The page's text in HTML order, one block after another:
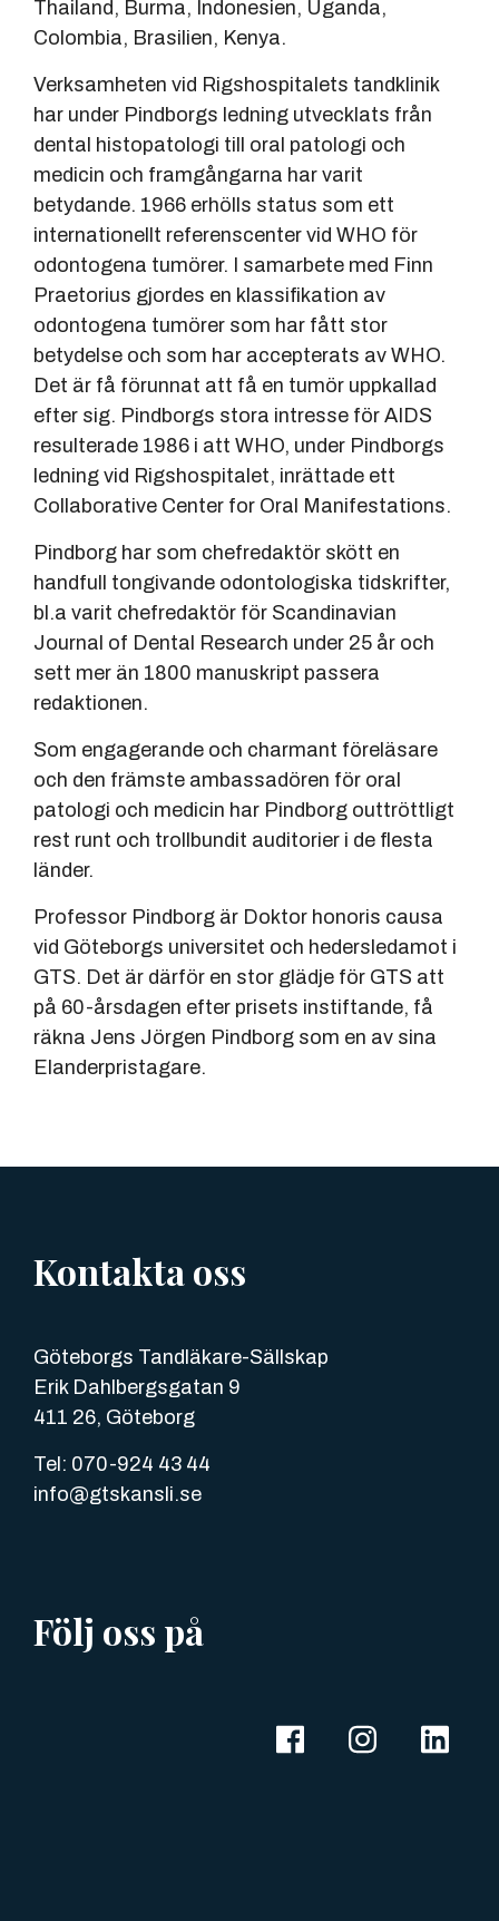
Thailand, Burma, Indonesien, Uganda,
Colombia, Brasilien, Kenya.
Verksamheten vid Rigshospitalets tandklinik
har under Pindborgs ledning utvecklats från
dental histopatologi till oral patologi och
medicin och framgångarna har varit
betydande. 1966 erhölls status som ett
internationellt referenscenter vid WHO för
odontogena tumörer. I samarbete med Finn
Praetorius gjordes en klassifikation av
odontogena tumörer som har fått stor
betydelse och som har accepterats av WHO.
Det är få förunnat att få en tumör uppkallad
efter sig. Pindborgs stora intresse för AIDS
resulterade 1986 i att WHO, under Pindborgs
ledning vid Rigshospitalet, inrättade ett
Collaborative Center for Oral Manifestations.
Pindborg har som chefredaktör skött en
handfull tongivande odontologiska tidskrifter,
bl.a varit chefredaktör för Scandinavian
Journal of Dental Research under 25 år och
sett mer än 1800 manuskript passera
redaktionen.
Som engagerande och charmant föreläsare
och den främste ambassadören för oral
patologi och medicin har Pindborg outtröttligt
rest runt och trollbundit auditorier i de flesta
länder.
Professor Pindborg är Doktor honoris causa
vid Göteborgs universitet och hedersledamot i
GTS. Det är därför en stor glädje för GTS att
på 60-årsdagen efter prisets instiftande, få
räkna Jens Jörgen Pindborg som en av sina
Elanderpristagare.
Kontakta oss
Göteborgs Tandläkare-Sällskap
Erik Dahlbergsgatan 9
411 26, Göteborg
Tel: 070-924 43 44
info@gtskansli.se
Följ oss på